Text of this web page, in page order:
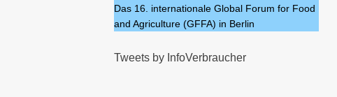
Das 16. internationale Global Forum for Food
and Agriculture (GFFA) in Berlin
Tweets by InfoVerbraucher